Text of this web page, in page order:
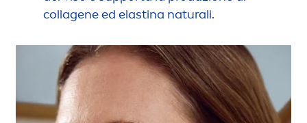
collagene ed elastina naturali.